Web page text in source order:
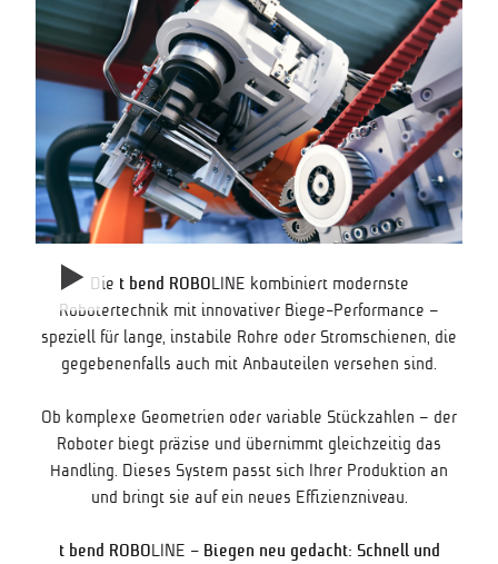
Die t bend ROBOLINE kombiniert modernste
Robotertechnik mit innovativer Biege-Performance –
speziell für lange, instabile Rohre oder Stromschienen, die
gegebenenfalls auch mit Anbauteilen versehen sind.
Ob komplexe Geometrien oder variable Stückzahlen – der
Roboter biegt präzise und übernimmt gleichzeitig das
Handling. Dieses System passt sich Ihrer Produktion an
und bringt sie auf ein neues Effizienzniveau.
t bend ROBOLINE – Biegen neu gedacht: Schnell und